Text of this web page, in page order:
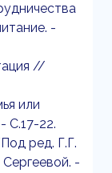
-
//
или
С.17-22.
ред. Г.Г.
-